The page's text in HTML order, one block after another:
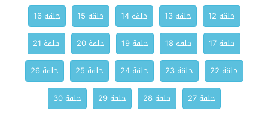
حلقة 12
حلقة 13 حلقة 14 حلقة 15
حلقة 16
حلقة 17
حلقة 18 حلقة 19 حلقة 20
حلقة 21
حلقة 22
حلقة 23 حلقة 24 حلقة 25
حلقة 26
حلقة 27
حلقة 28 حلقة 29 حلقة 30